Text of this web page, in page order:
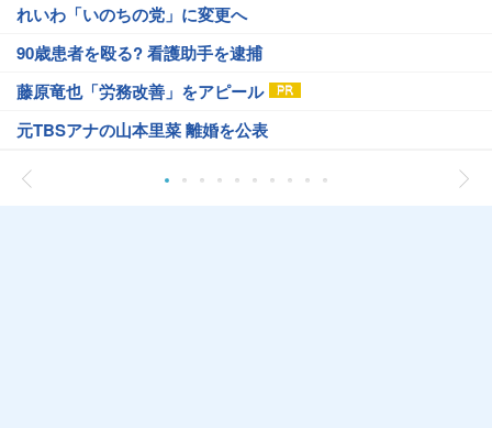
れいわ「いのちの党」に変更へ
90歳患者を殴る? 看護助手を逮捕
藤原竜也「労務改善」をアピール
元TBSアナの山本里菜 離婚を公表